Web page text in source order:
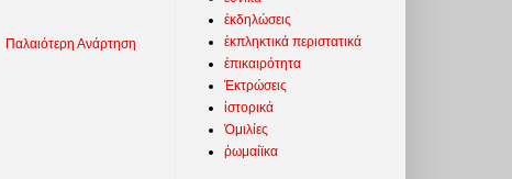
Παλαιότερη Ανάρτηση
ἐκδηλώσεις
ἐκπληκτικά περιστατικά
ἐπικαιρότητα
Ἐκτρώσεις
ἱστορικά
Ὁμιλίες
ῥωμαίϊκα